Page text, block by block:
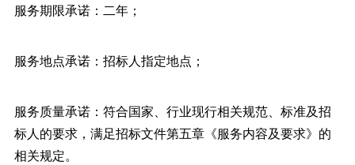
服务期限承诺：二年；
服务地点承诺：招标人指定地点；
服务质量承诺：符合国家、行业现行相关规范、标准及招
标人的要求，满足招标文件第五章《服务内容及要求》的
相关规定。